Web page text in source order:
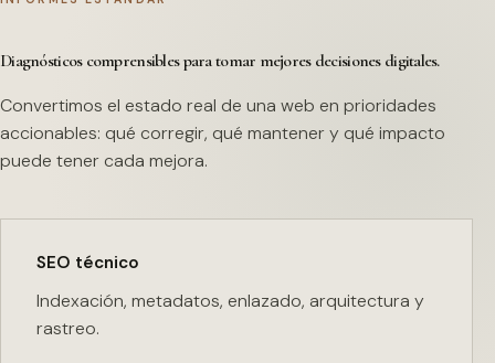
Diagnósticos comprensibles para tomar mejores decisiones digitales.
Convertimos el estado real de una web en prioridades
accionables: qué corregir, qué mantener y qué impacto
puede tener cada mejora.
SEO técnico
Indexación, metadatos, enlazado, arquitectura y
rastreo.